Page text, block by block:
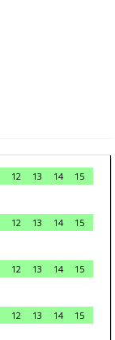
12 13 14
15
12 13 14
15
12 13 14
15
12 13 14
15